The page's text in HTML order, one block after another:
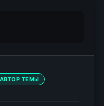
АВТОР ТЕМЫ